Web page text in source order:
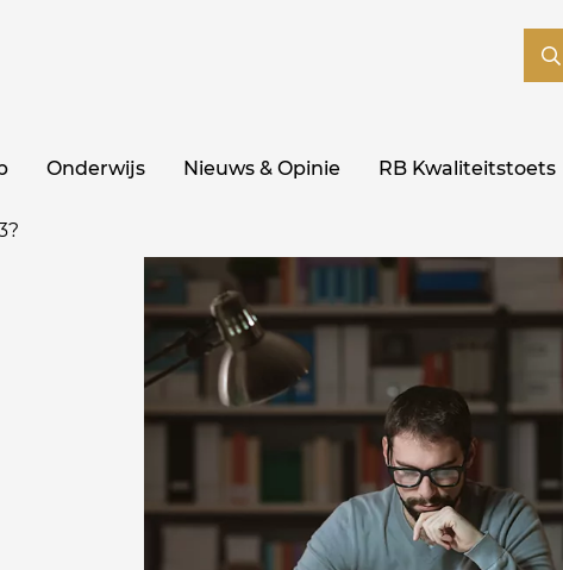
Onderwijs Nieuws & Opinie RB Kwaliteitstoets